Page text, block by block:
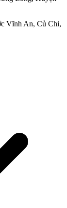
Vĩnh An, Củ Chi,